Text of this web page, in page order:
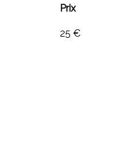
Prix
25 €